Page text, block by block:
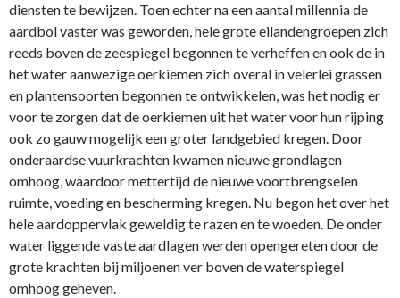
diensten te bewijzen. Toen echter na een aantal millennia de
aardbol vaster was geworden, hele grote eilandengroepen zich
reeds boven de zeespiegel begonnen te verheffen en ook de in
het water aanwezige oerkiemen zich overal in velerlei grassen
en plantensoorten begonnen te ontwikkelen, was het nodig er
voor te zorgen dat de oerkiemen uit het water voor hun rijping
ook zo gauw mogelijk een groter landgebied kregen. Door
onderaardse vuurkrachten kwamen nieuwe grondlagen
omhoog, waardoor mettertijd de nieuwe voortbrengselen
ruimte, voeding en bescherming kregen. Nu begon het over het
hele aardoppervlak geweldig te razen en te woeden. De onder
water liggende vaste aardlagen werden opengereten door de
grote krachten bij miljoenen ver boven de waterspiegel
omhoog geheven.